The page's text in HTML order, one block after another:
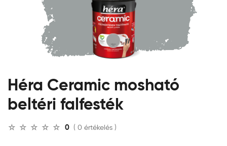
Héra Ceramic mosható
beltéri falfesték
0 ( 0 értékelés )